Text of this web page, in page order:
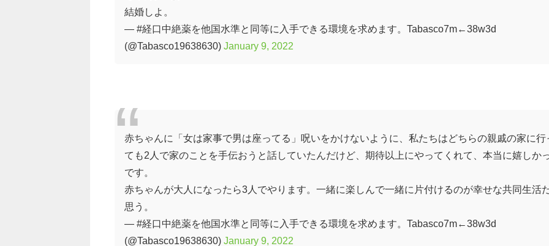
結婚しよ。
— #経口中絶薬を他国水準と同等に入手できる環境を求めます。Tabasco7m←38w3d
(@Tabasco19638630) January 9, 2022
赤ちゃんに「女は家事で男は座ってる」呪いをかけないように、私たちはどちらの親戚の家に行
ても2人で家のことを手伝おうと話していたんだけど、期待以上にやってくれて、本当に嬉しか
です。
赤ちゃんが大人になったら3人でやります。一緒に楽しんで一緒に片付けるのが幸せな共同生活
思う。
— #経口中絶薬を他国水準と同等に入手できる環境を求めます。Tabasco7m←38w3d
(@Tabasco19638630) January 9, 2022